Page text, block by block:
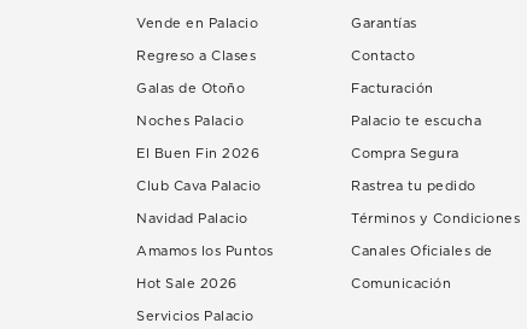
Vende en Palacio
Regreso a Clases
Galas de Otoño
Noches Palacio
El Buen Fin 2026
Club Cava Palacio
Navidad Palacio
Amamos los Puntos
Hot Sale 2026
Servicios Palacio
Garantías
Contacto
Facturación
Palacio te escucha
Compra Segura
Rastrea tu pedido
Términos y Condiciones
Canales Oficiales de
Comunicación